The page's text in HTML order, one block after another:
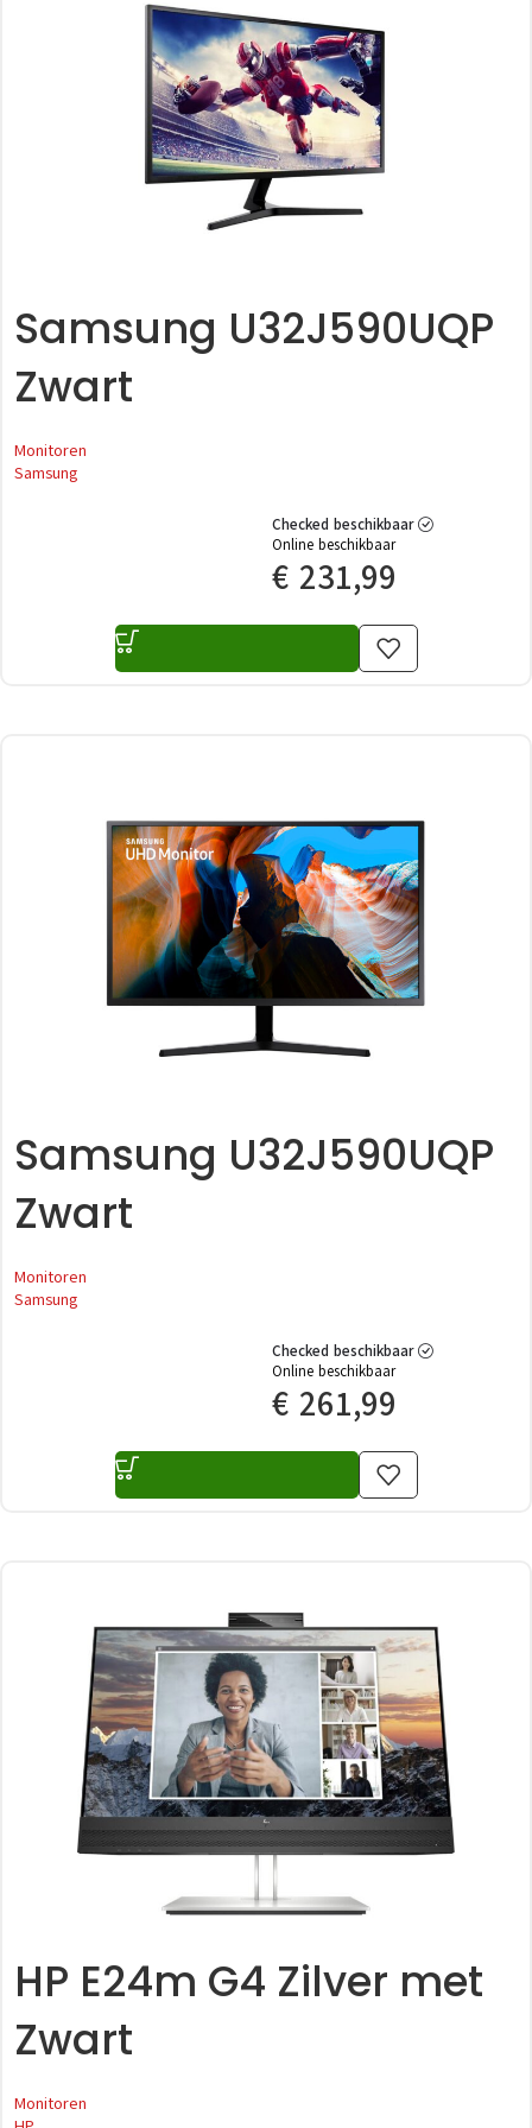
Samsung U32J590UQP
Zwart
Monitoren
Samsung
Checked beschikbaar
Online beschikbaar
€ 231,99
Samsung U32J590UQP
Zwart
Monitoren
Samsung
Checked beschikbaar
Online beschikbaar
€ 261,99
HP E24m G4 Zilver met
Zwart
Monitoren